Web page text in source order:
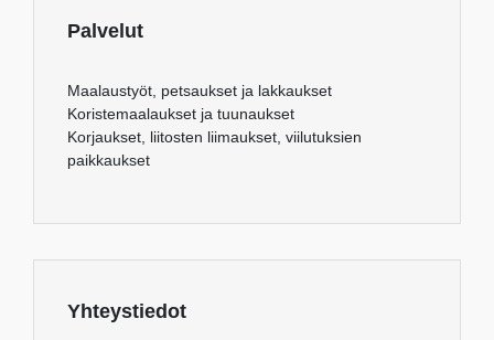
Palvelut
Maalaustyöt, petsaukset ja lakkaukset
Koristemaalaukset ja tuunaukset
Korjaukset, liitosten liimaukset, viilutuksien
paikkaukset
Yhteystiedot